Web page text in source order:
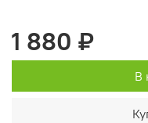
1 880 ₽
В